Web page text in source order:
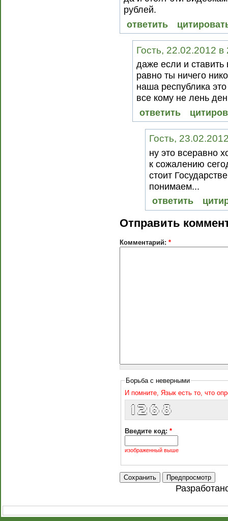
рублей.
ответить
Гость, 22.02.2012
даже если и
равно ты ничего
наша республика
все кому не лень
ответить
Гость,
ну это всеравно
к сожалению
стоит
понимаем...
ответить
Отправить
Комментарий: *
Борьба с неверными
И помните, Язык есть то, что
/ | |___ \   / /_    ( _ )
| |   __) | | '_ \   / _ \
| |  / __/  | (_) | | (_) |
|_| |_____|  \___/   \___/
Введите код: *
изображенный выше